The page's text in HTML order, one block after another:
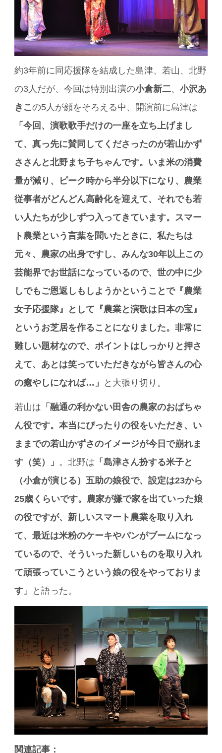
約3年前に同応援隊を結成した島津、若山、北野
の3人だが、今回は特別出演の小倉新二、小沢あ
きこの5人が顔をそろえる中、開演前に島津は
「今回、演歌歌手だけの一座を立ち上げまし
て、真っ先に賛同してくださったのが若山かず
ささんと北野まち子ちゃんです。いま米の消費
量が減り、ピーク時から半分以下になり、農業
従事者がどんどん高齢化を迎えて、それでも若
い人たちが少しずつ入ってきています。スマー
ト農業という言葉を聞いたときに、私たちは
元々、農家の出身ですし、みんな30年以上この
芸能界でお世話になっているので、世の中に少
しでもご恩返しもしようかということで『農業
女子応援隊』として『農業と演歌は日本の宝』
というお芝居を作ることになりました。非常に
難しい題材なので、ポイントはしっかりと押さ
えて、あとは笑っていただきながら皆さんの心
の癒やしになれば…」
と大張り切り。
若山は 「融通の利かない田舎の農家のおばちゃ
ん役です。本当にぴったりの役をいただき、い
ままでの若山かずさのイメージが今日で崩れま
す（笑）」 。北野は 「島津さん扮する米子と
（小倉が演じる）五助の娘役で、設定は23から
25歳くらいです。農家が嫌で家を出ていった娘
の役ですが、新しいスマート農業を取り入れ
て、最近は米粉のケーキやパンがブームになっ
ているので、そういった新しいものを取り入れ
て頑張っていこうという娘の役をやっておりま
す」
と語った。
関連記事：